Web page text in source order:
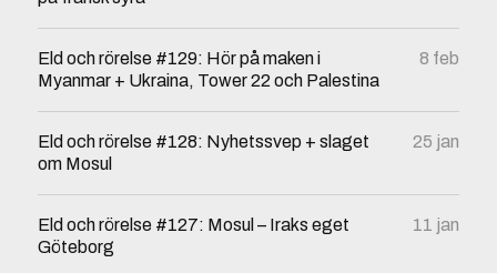
Eld och rörelse #129: Hör på maken i
Myanmar + Ukraina, Tower 22 och Palestina
8 feb
Eld och rörelse #128: Nyhetssvep + slaget
om Mosul
25 jan
Eld och rörelse #127: Mosul – Iraks eget
Göteborg
11 jan